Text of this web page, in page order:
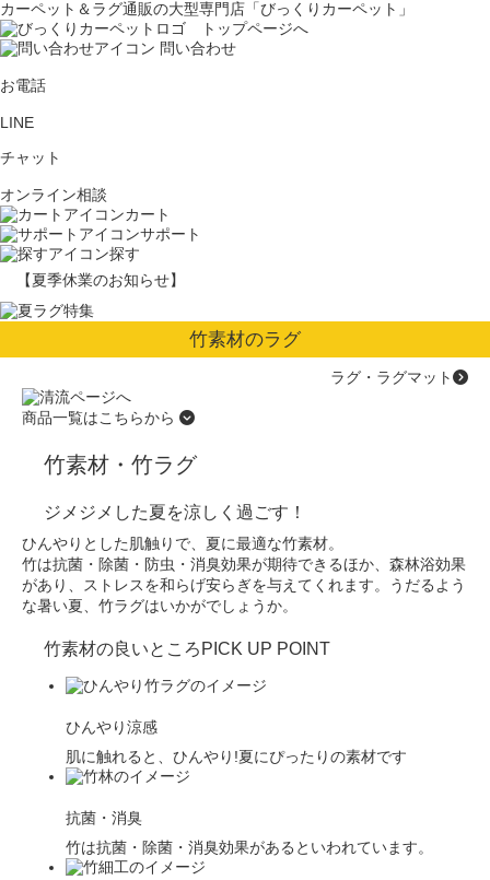
カーペット＆ラグ通販の大型専門店「びっくりカーペット」
問い合わせ
お電話
LINE
チャット
オンライン相談
カート
サポート
探す
【夏季休業のお知らせ】
竹素材のラグ
ラグ・ラグマット
商品一覧はこちらから
竹素材・竹ラグ
ジメジメした夏を涼しく過ごす！
ひんやりとした肌触りで、夏に最適な竹素材。
竹は抗菌・除菌・防虫・消臭効果が期待できるほか、森林浴効果
があり、ストレスを和らげ安らぎを与えてくれます。うだるよう
な暑い夏、竹ラグはいかがでしょうか。
竹素材の良いところ PICK UP POINT
ひんやり涼感
肌に触れると、ひんやり!夏にぴったりの素材です
抗菌・消臭
竹は抗菌・除菌・消臭効果があるといわれています。